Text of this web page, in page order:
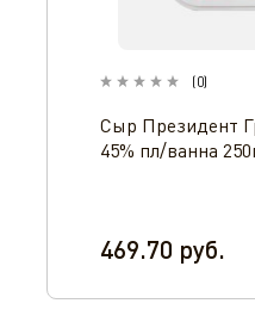
(0)
Сыр Президент
45% пл/ванна
469.70 руб.